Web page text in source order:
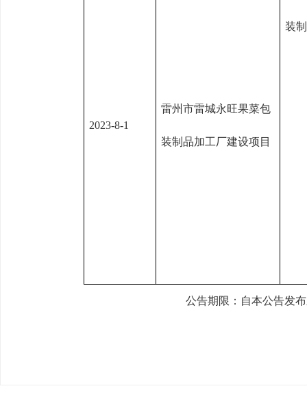
2023-8-1
雷州市雷城永旺果菜包
装制品加工厂建设项目
装
公告期限：自本公告发